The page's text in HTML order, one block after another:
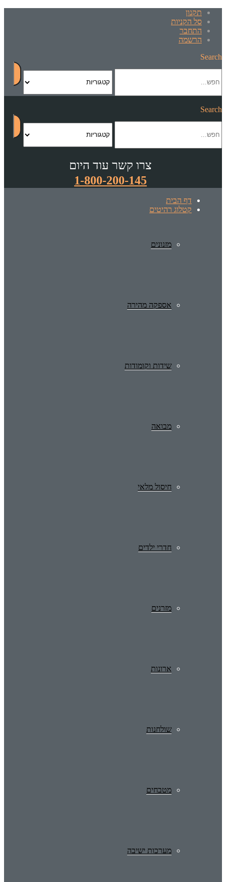
תקנון
סל הקניות
התחבר
הרשמה
Search
Search
צרו קשר עוד היום
1-800-200-145
דף הבית
קטלוג רהיטים
מזנונים
אספקה מהירה
שידות וקומודות
מבואה
חיסול מלאי
חדרי ילדים
מזרנים
ארונות
שולחנות
מטבחים
מערכות ישיבה